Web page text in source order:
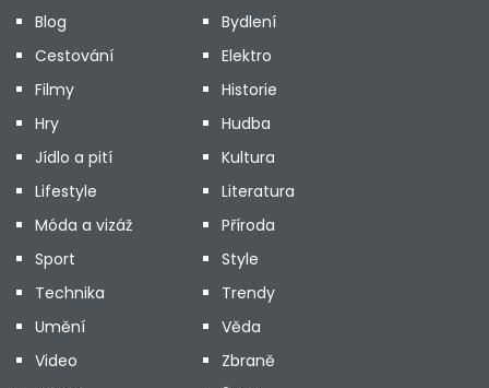
Blog
Bydlení
Cestování
Elektro
Filmy
Historie
Hry
Hudba
Jídlo a pití
Kultura
Lifestyle
Literatura
Móda a vizáž
Příroda
Sport
Style
Technika
Trendy
Umění
Věda
Video
Zbraně